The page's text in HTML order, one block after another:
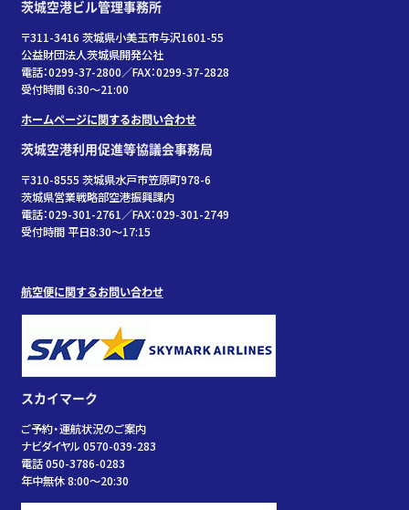
茨城空港ビル管理事務所
〒311-3416 茨城県小美玉市与沢1601-55
公益財団法人茨城県開発公社
電話：0299-37-2800／FAX：0299-37-2828
受付時間 6:30〜21:00
ホームページに関するお問い合わせ
茨城空港利用促進等協議会事務局
〒310-8555 茨城県水戸市笠原町978-6
茨城県営業戦略部空港振興課内
電話：029-301-2761／FAX：029-301-2749
受付時間 平日8:30～17:15
航空便に関するお問い合わせ
スカイマーク
ご予約・運航状況のご案内
ナビダイヤル 0570-039-283
電話 050-3786-0283
年中無休 8:00～20:30